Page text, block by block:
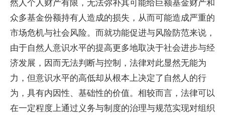
然人个人财产有限，无法弥补其可能给巨额基金财产和
众多基金份额持有人造成的损失，从而可能造成严重的
市场危机与社会风险。而就功能促进与风险防范来说，
由于自然人意识水平的提高更多地取决于社会进步与经
济发展，因而无法判断与控制，法律对此显然无能为
力，但意识水平的高低却从根本上决定了自然人的行
为，具有内因性、基础性的价值。相较而言，法律可以
在一定程度上通过义务与制度的治理与规范实现对组织